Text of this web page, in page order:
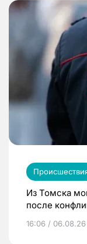
Из Томска
после
16:06 / 06.08.26